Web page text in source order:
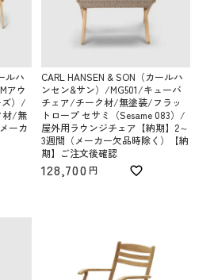
ルハ
アウ
ズ）/
材/無
ーカ
CARL HANSEN & SON（カールハ
ンセン&サン）/MG501/キューバ
チェア/チーク材/無塗装/フラッ
トロープ セサミ（Sesame 083）/
屋外用ラウンジチェア【納期】2～
3週間（メーカー欠品時除く）【納
期】ご注文後確認
128,700